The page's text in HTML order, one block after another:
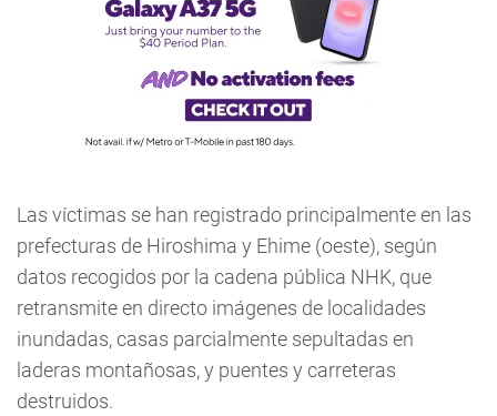
Las víctimas se han registrado principalmente en las
prefecturas de Hiroshima y Ehime (oeste), según
datos recogidos por la cadena pública NHK, que
retransmite en directo imágenes de localidades
inundadas, casas parcialmente sepultadas en
laderas montañosas, y puentes y carreteras
destruidos.